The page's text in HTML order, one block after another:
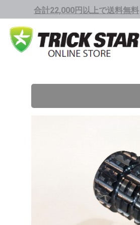
合計22,000円以上で送料無料